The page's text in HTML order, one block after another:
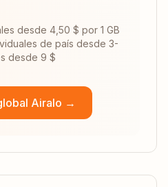
desde 4,50 $ por 1 GB
de país desde 3-
desde 9 $
Airalo →